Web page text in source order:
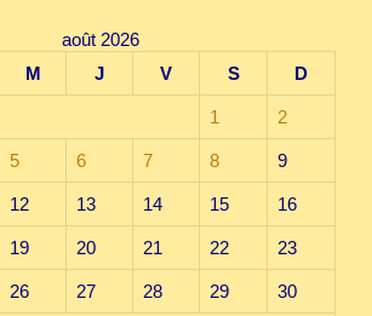
août 2026
M J V S D
1 2
5 6 7 8 9
12 13 14 15 16
19 20 21 22 23
26 27 28 29 30